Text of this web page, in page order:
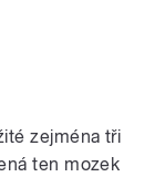
zejména tři
ten mozek